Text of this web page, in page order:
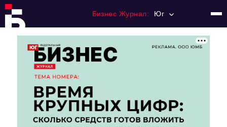
Бизнес Журнал: Юг
Франчайзинг
Номера журнала